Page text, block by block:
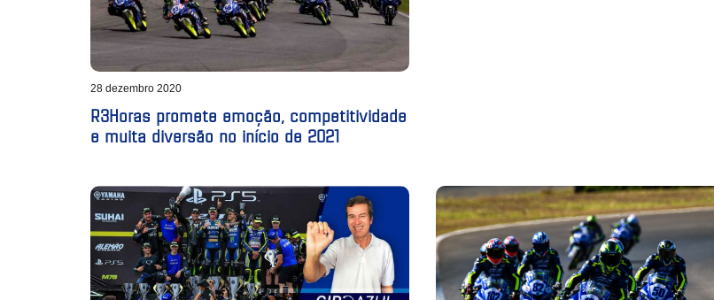
28 dezembro 2020
R3Horas promete emoção, competitividade
e muita diversão no início de 2021